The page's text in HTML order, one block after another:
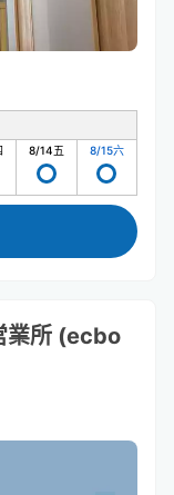
8/14五 8/15六
業所 (ecbo